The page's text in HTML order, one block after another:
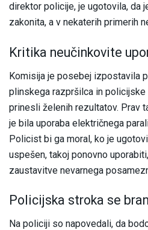
direktor policije, je ugotovila, da
zakonita, a v nekaterih primerih
Kritika neučinkovite
Komisija je posebej izpostavila
plinskega razpršilca in
prinesli želenih rezultatov. Prav
je bila uporaba električnega
Policist bi ga moral, ko je
uspešen, takoj ponovno
zaustavitve nevarnega
Policijska stroka se
Na policiji so napovedali, da